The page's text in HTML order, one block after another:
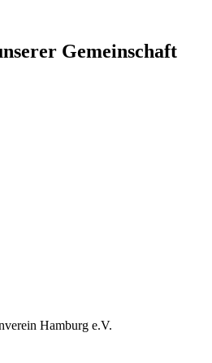
Gemeinschaft
Hamburg e.V.